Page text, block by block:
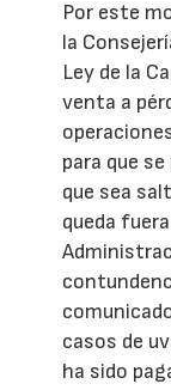
Por este
la
Ley de la
venta a
para que
que sea
queda
casos de
ha sido